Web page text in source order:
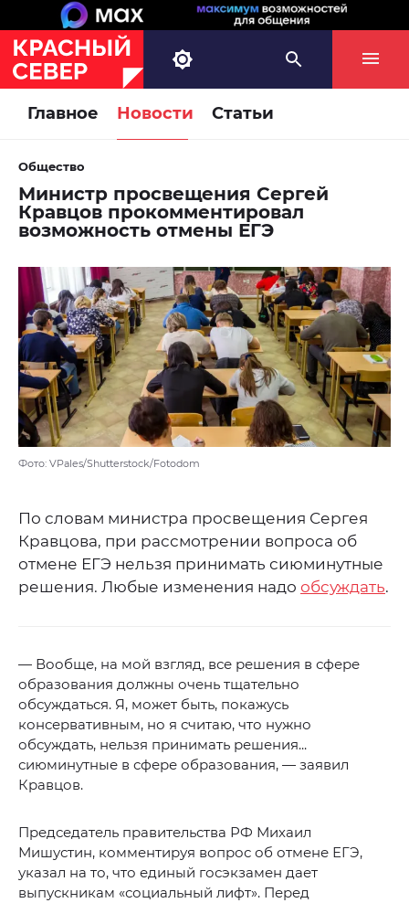
Главное Новости Статьи
Общество
Министр просвещения Сергей
Кравцов прокомментировал
возможность отмены ЕГЭ
Фото: VPales/Shutterstock/Fotodom
По словам министра просвещения Сергея
Кравцова, при рассмотрении вопроса об
отмене ЕГЭ нельзя принимать сиюминутные
решения. Любые изменения надо обсуждать.
— Вообще, на мой взгляд, все решения в сфере
образования должны очень тщательно
обсуждаться. Я, может быть, покажусь
консервативным, но я считаю, что нужно
обсуждать, нельзя принимать решения...
сиюминутные в сфере образования, — заявил
Кравцов.
Председатель правительства РФ Михаил
Мишустин, комментируя вопрос об отмене ЕГЭ,
указал на то, что единый госэкзамен дает
выпускникам «социальный лифт». Перед